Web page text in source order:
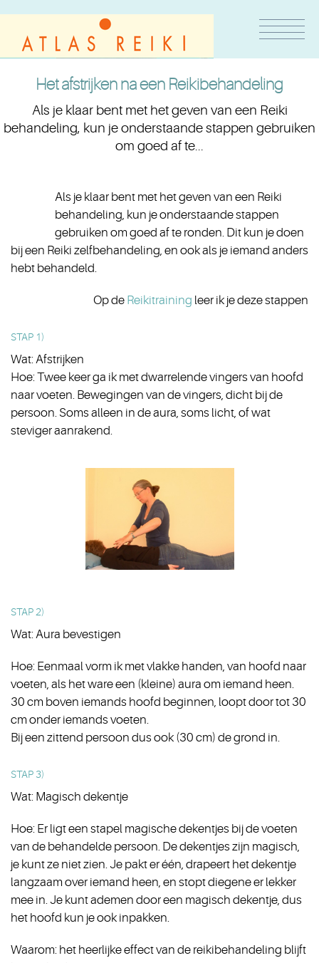
Het afstrijken na een Reikibehandeling
Als je klaar bent met het geven van een Reiki
behandeling, kun je onderstaande stappen gebruiken
om goed af te...
Als je klaar bent met het geven van een Reiki
behandeling, kun je onderstaande stappen
gebruiken om goed af te ronden. Dit kun je doen
bij een Reiki zelfbehandeling, en ook als je iemand anders
hebt behandeld.
Op de Reikitraining leer ik je deze stappen
STAP 1)
Wat: Afstrijken
Hoe: Twee keer ga ik met dwarrelende vingers van hoofd
naar voeten. Bewegingen van de vingers, dicht bij de
persoon. Soms alleen in de aura, soms licht, of wat
steviger aanrakend.
STAP 2)
Wat: Aura bevestigen
Hoe: Eenmaal vorm ik met vlakke handen, van hoofd naar
voeten, als het ware een (kleine) aura om iemand heen.
30 cm boven iemands hoofd beginnen, loopt door tot 30
cm onder iemands voeten.
Bij een zittend persoon dus ook (30 cm) de grond in.
STAP 3)
Wat: Magisch dekentje
Hoe: Er ligt een stapel magische dekentjes bij de voeten
van de behandelde persoon. De dekentjes zijn magisch,
je kunt ze niet zien. Je pakt er één, drapeert het dekentje
langzaam over iemand heen, en stopt diegene er lekker
mee in. Je kunt ademen door een magisch dekentje, dus
het hoofd kun je ook inpakken.
Waarom: het heerlijke effect van de reikibehandeling blijft